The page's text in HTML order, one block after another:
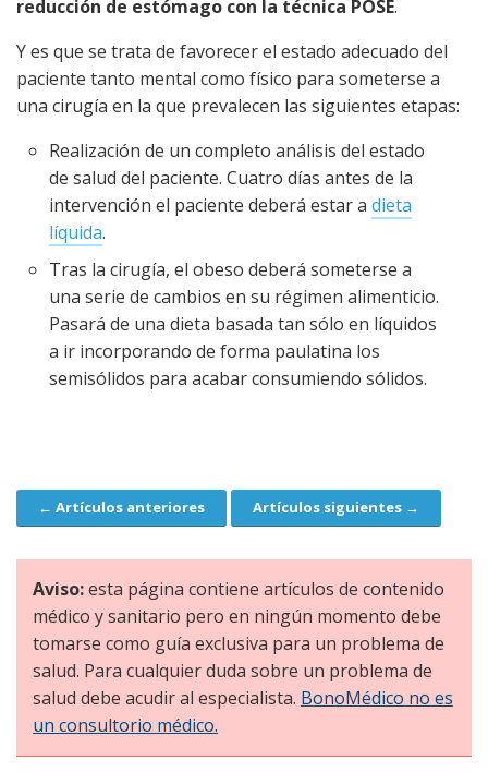
reducción de estómago con la técnica POSE.
Y es que se trata de favorecer el estado adecuado del
paciente tanto mental como físico para someterse a
una cirugía en la que prevalecen las siguientes etapas:
Realización de un completo análisis del estado
de salud del paciente. Cuatro días antes de la
intervención el paciente deberá estar a dieta
líquida.
Tras la cirugía, el obeso deberá someterse a
una serie de cambios en su régimen alimenticio.
Pasará de una dieta basada tan sólo en líquidos
a ir incorporando de forma paulatina los
semisólidos para acabar consumiendo sólidos.
Navegación
← Artículos anteriores Artículos siguientes →
Aviso:esta página contiene artículos de contenido
médico y sanitario pero en ningún momento debe
tomarse como guía exclusiva para un problema de
salud. Para cualquier duda sobre un problema de
salud debe acudir al especialista. BonoMédico no es
un consultorio médico.